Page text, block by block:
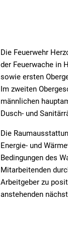
Die Feuerwehr
der Feuerwache in
sowie ersten
Im zweiten
männlichen
Dusch- und
Die
Energie- und
Bedingungen des
Mitarbeitenden
Arbeitgeber zu
anstehenden